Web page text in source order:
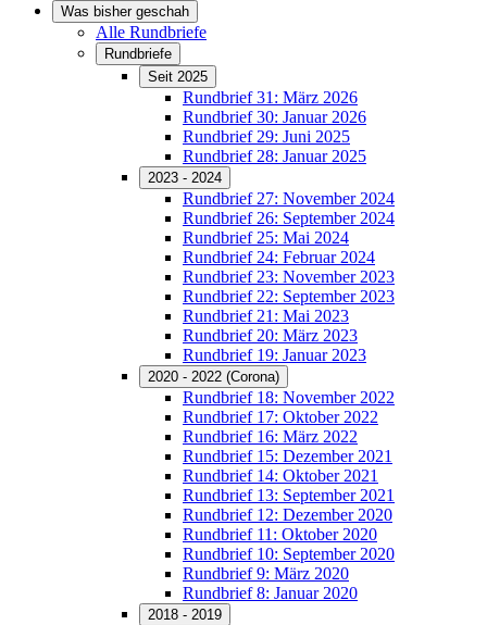
Was bisher geschah
Alle Rundbriefe
Rundbriefe
Seit 2025
Rundbrief 31: März 2026
Rundbrief 30: Januar 2026
Rundbrief 29: Juni 2025
Rundbrief 28: Januar 2025
2023 - 2024
Rundbrief 27: November 2024
Rundbrief 26: September 2024
Rundbrief 25: Mai 2024
Rundbrief 24: Februar 2024
Rundbrief 23: November 2023
Rundbrief 22: September 2023
Rundbrief 21: Mai 2023
Rundbrief 20: März 2023
Rundbrief 19: Januar 2023
2020 - 2022 (Corona)
Rundbrief 18: November 2022
Rundbrief 17: Oktober 2022
Rundbrief 16: März 2022
Rundbrief 15: Dezember 2021
Rundbrief 14: Oktober 2021
Rundbrief 13: September 2021
Rundbrief 12: Dezember 2020
Rundbrief 11: Oktober 2020
Rundbrief 10: September 2020
Rundbrief 9: März 2020
Rundbrief 8: Januar 2020
2018 - 2019